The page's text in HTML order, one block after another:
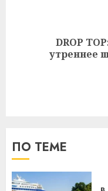
Следующая
запись:
DROP
утреннее
ПО ТЕМЕ